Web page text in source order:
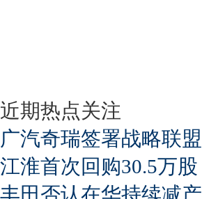
近期热点关注
广汽奇瑞签署战略联盟
江淮首次回购30.5万股
丰田否认在华持续减产